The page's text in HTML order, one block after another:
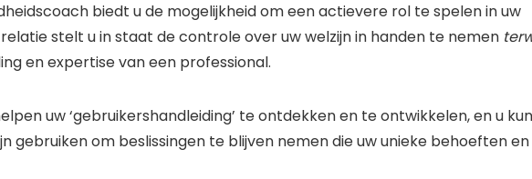
biedt u de mogelijkheid om een ​​actievere rol te spelen in uw
stelt u in staat de controle over uw welzijn in handen te nemen
en expertise van een professional.
uw ‘gebruikershandleiding’ te ontdekken en te ontwikkelen, en u
gebruiken om beslissingen te blijven nemen die uw unieke behoeften en